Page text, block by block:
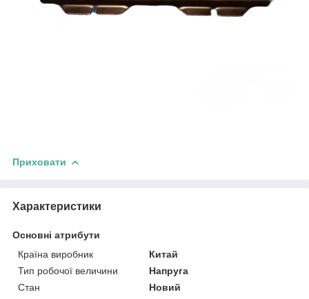
Приховати
Характеристики
Основні атрибути
Країна виробник
Китай
Тип робочої величини
Напруга
Стан
Новий